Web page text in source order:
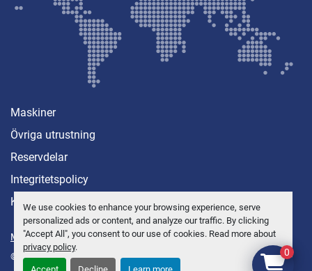
We use cookies to enhance your browsing experience, serve
personalized ads or content, and analyze our traffic. By clicking
"Accept All", you consent to our use of cookies. Read more about
privacy policy.
Maskiner
Övriga utrustning
Reservdelar
Integritetspolicy
Kontakt
Manage Cookies
© Copyright Anders Brolin AB 2026 0